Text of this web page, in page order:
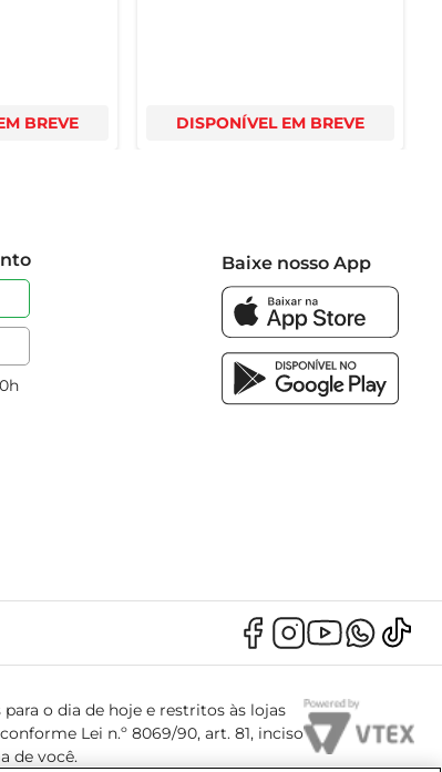
BREVE DISPONÍVEL EM BREVE
Baixe nosso App
o dia de hoje e restritos às lojas
Lei n.º 8069/90, art. 81, inciso
de você.